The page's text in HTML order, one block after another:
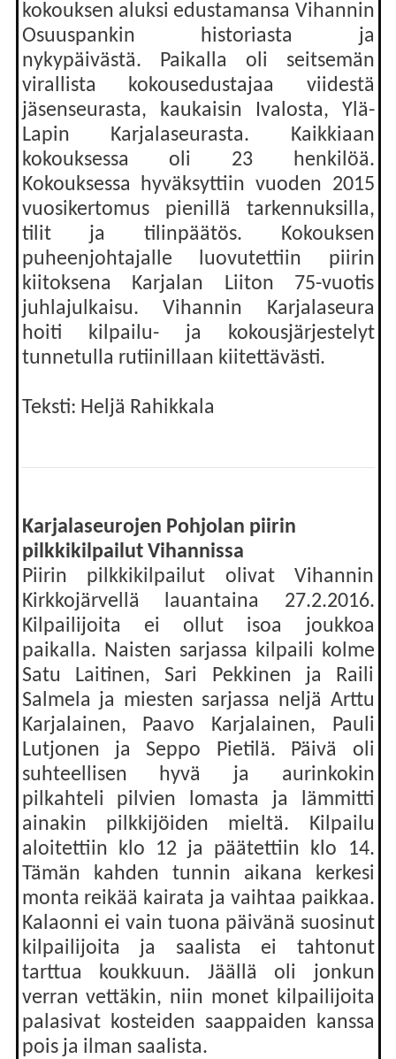
kokouksen aluksi edustamansa Vihannin
Osuuspankin historiasta ja
nykypäivästä. Paikalla oli seitsemän
virallista kokousedustajaa viidestä
jäsenseurasta, kaukaisin Ivalosta, Ylä-
Lapin Karjalaseurasta. Kaikkiaan
kokouksessa oli 23 henkilöä.
Kokouksessa hyväksyttiin vuoden 2015
vuosikertomus pienillä tarkennuksilla,
tilit ja tilinpäätös. Kokouksen
puheenjohtajalle luovutettiin piirin
kiitoksena Karjalan Liiton 75-vuotis
juhlajulkaisu. Vihannin Karjalaseura
hoiti kilpailu- ja kokousjärjestelyt
tunnetulla rutiinillaan kiitettävästi.
Teksti: Heljä Rahikkala
Karjalaseurojen Pohjolan piirin
pilkkikilpailut Vihannissa
Piirin pilkkikilpailut olivat Vihannin
Kirkkojärvellä lauantaina 27.2.2016.
Kilpailijoita ei ollut isoa joukkoa
paikalla. Naisten sarjassa kilpaili kolme
Satu Laitinen, Sari Pekkinen ja Raili
Salmela ja miesten sarjassa neljä Arttu
Karjalainen, Paavo Karjalainen, Pauli
Lutjonen ja Seppo Pietilä. Päivä oli
suhteellisen hyvä ja aurinkokin
pilkahteli pilvien lomasta ja lämmitti
ainakin pilkkijöiden mieltä. Kilpailu
aloitettiin klo 12 ja päätettiin klo 14.
Tämän kahden tunnin aikana kerkesi
monta reikää kairata ja vaihtaa paikkaa.
Kalaonni ei vain tuona päivänä suosinut
kilpailijoita ja saalista ei tahtonut
tarttua koukkuun. Jäällä oli jonkun
verran vettäkin, niin monet kilpailijoita
palasivat kosteiden saappaiden kanssa
pois ja ilman saalista.